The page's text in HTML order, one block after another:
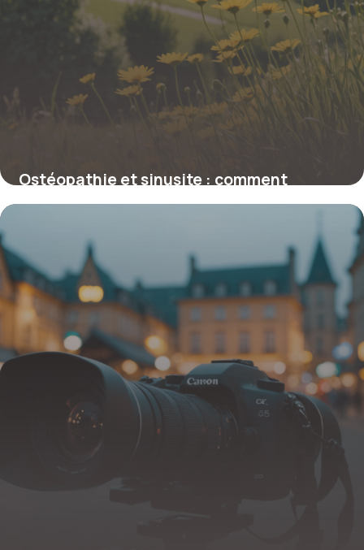
Ostéopathie et sinusite : comment
soulager naturellement vos symptômes